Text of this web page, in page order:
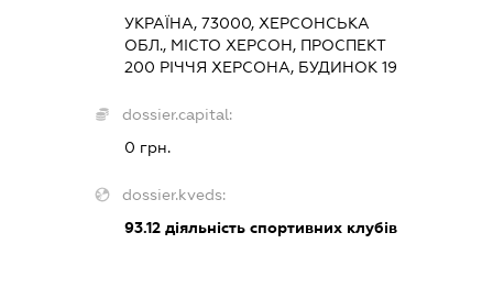
УКРАЇНА, 73000, ХЕРСОНСЬКА
ОБЛ., МІСТО ХЕРСОН, ПРОСПЕКТ
200 РІЧЧЯ ХЕРСОНА, БУДИНОК 19
dossier.capital:
0 грн.
dossier.kveds:
93.12діяльність спортивних клубів